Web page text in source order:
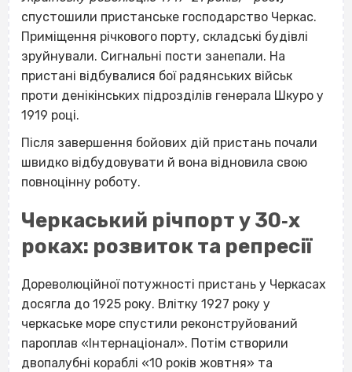
спустошили пристанське господарство Черкас.
Приміщення річкового порту, складські будівлі
зруйнували. Сигнальні пости занепали. На
пристані відбувалися бої радянських військ
проти денікінських підрозділів генерала Шкуро у
1919 році.
Після завершення бойових дій пристань почали
швидко відбудовувати й вона відновила свою
повноцінну роботу.
Черкаський річпорт у 30‐х
роках: розвиток та репресії
Дореволюційної потужності пристань у Черкасах
досягла до 1925 року. Влітку 1927 року у
черкаське море спустили реконструйований
пароплав «Інтернаціонал». Потім створили
двопалубні кораблі «10 років жовтня» та